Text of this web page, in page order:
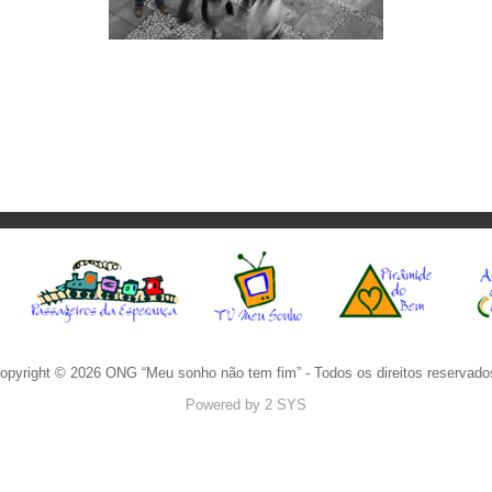
© 2026 ONG “Meu sonho não tem fim” - Todos os direitos
Powered by 2 SYS